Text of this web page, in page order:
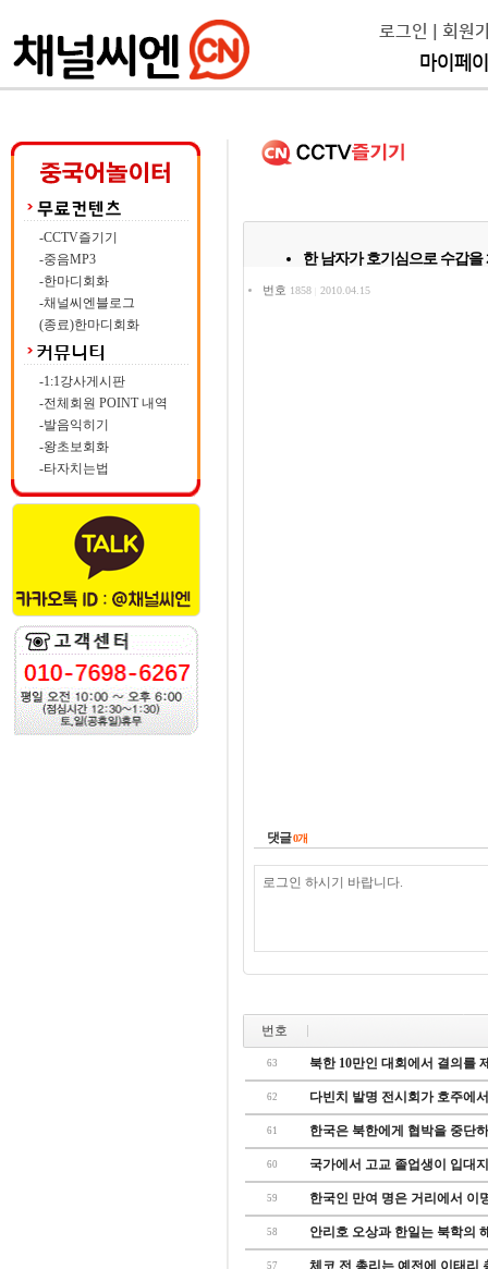
로그인 회원
마이페
-CCTV즐기기
-중음MP3
-한마디회화
-채널씨엔블로그
(종료)한마디회화
-1:1강사게시판
-전체회원 POINT 내역
-발음익히기
-왕초보회화
-타자치는법
한 남자가 호기심으로 수갑을
번호 1858 2010.04.15
댓글0개
번호
63 북한 10만인 대회에서 결의를
62 다빈치 발명 전시회가 호주에
61 한국은 북한에게 협박을 중단
60 국가에서 고교 졸업생이 입대
59 한국인 만여 명은 거리에서 이
58 안리호 오상과 한일는 북학의
57 체코 전 총리는 예전에 이태리